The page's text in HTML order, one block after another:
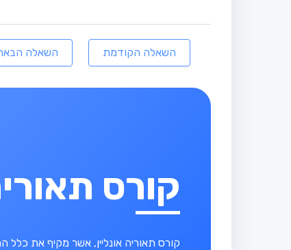
השאלה הקודמת השאלה
קורס
קורס תאוריה אונליין, אשר מקיף את